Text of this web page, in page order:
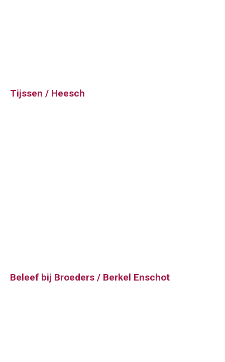
Tijssen / Heesch
Beleef bij Broeders / Berkel Enschot